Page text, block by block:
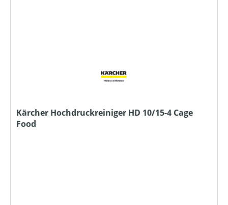
Kärcher Hochdruckreiniger HD 10/15-4 Cage
Food